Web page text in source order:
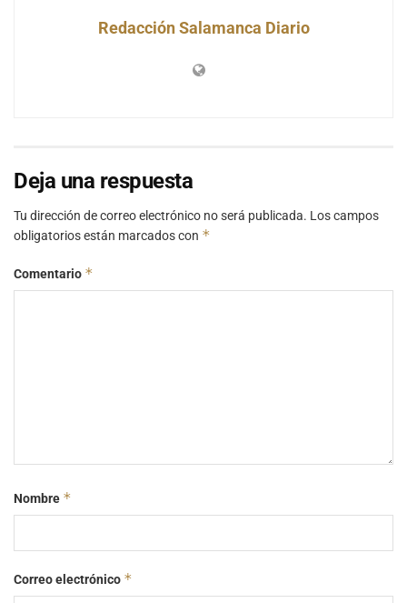
Redacción Salamanca Diario
Deja una respuesta
Tu dirección de correo electrónico no será publicada. Los campos
obligatorios están marcados con *
Comentario *
Nombre *
Correo electrónico *